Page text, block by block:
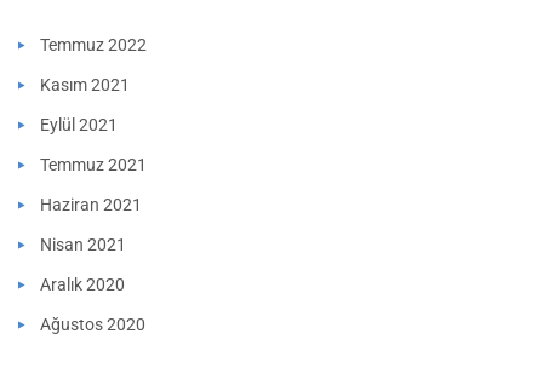
Temmuz 2022
Kasım 2021
Eylül 2021
Temmuz 2021
Haziran 2021
Nisan 2021
Aralık 2020
Ağustos 2020